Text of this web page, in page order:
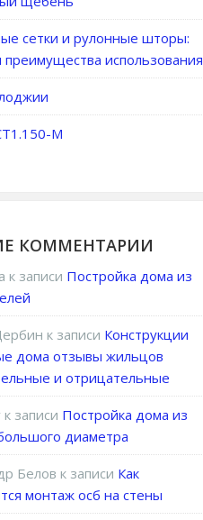
сетки и рулонные шторы:
преимущества использования
М
КОММЕНТАРИИ
к записи Постройка дома из
к записи Конструкции
дома отзывы жильцов
и отрицательные
к записи Постройка дома из
диаметра
Белов к записи Как
монтаж осб на стены